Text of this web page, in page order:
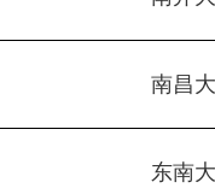
南昌
东南